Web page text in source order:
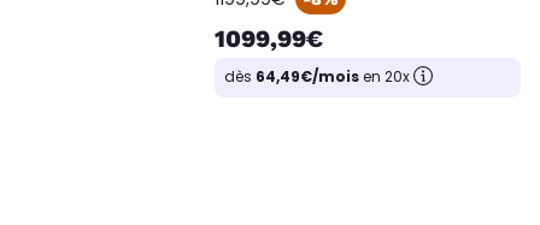
1099,99€
dès 64,49€/moisen 20x